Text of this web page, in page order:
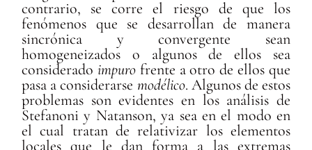
contrario, se corre el riesgo de que los
fenómenos que se desarrollan de manera
sincrónica y convergente sean
homogeneizados o algunos de ellos sea
considerado impuro frente a otro de ellos que
pasa a considerarse modélico. Algunos de estos
problemas son evidentes en los análisis de
Stefanoni y Natanson, ya sea en el modo en
el cual tratan de relativizar los elementos
locales que le dan forma a las extremas